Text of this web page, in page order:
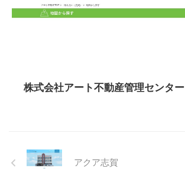
株式会社アート不動産管理センター
アクア志賀